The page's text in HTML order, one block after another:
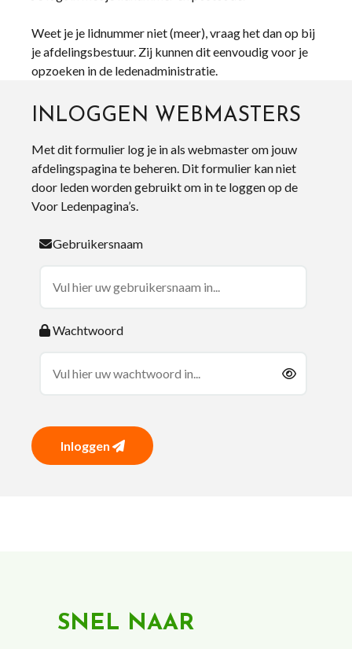
Weet je je lidnummer niet (meer), vraag het dan op bij
je afdelingsbestuur. Zij kunnen dit eenvoudig voor je
opzoeken in de ledenadministratie.
INLOGGEN WEBMASTERS
Met dit formulier log je in als webmaster om jouw
afdelingspagina te beheren. Dit formulier kan niet
door leden worden gebruikt om in te loggen op de
Voor Ledenpagina’s.
Gebruikersnaam
Wachtwoord
Inloggen
SNEL NAAR